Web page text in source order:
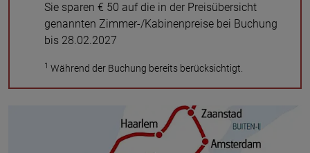
Sie sparen € 50 auf die in der Preisübersicht
genannten Zimmer-/Kabinenpreise bei Buchung
bis 28.02.2027
1 Während der Buchung bereits berücksichtigt.